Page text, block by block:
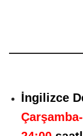
İngilizce